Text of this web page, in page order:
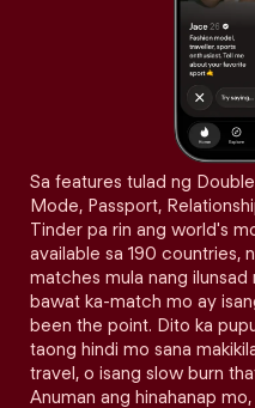
Sa features tulad ng
Mode, Passport,
Tinder pa rin ang world's
available sa 190 countries,
matches mula nang ilunsad
bawat ka-match mo ay
been the point. Dito ka
taong hindi mo sana
travel, o isang slow burn
Anuman ang hinahanap